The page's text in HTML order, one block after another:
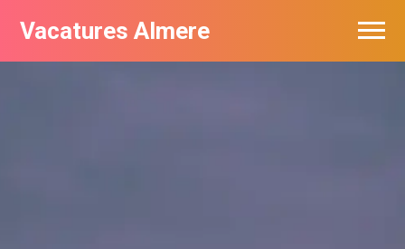
Vacatures Almere
Vacatures per bedrijf